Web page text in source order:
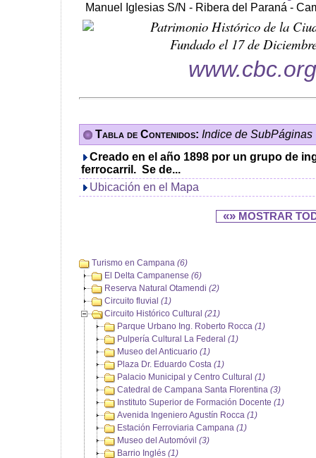
Manuel Iglesias S/N - Ribera del Paraná -
Patrimonio Histórico de la
Fundado el 17 de
Tabla de Contenidos: Indice de SubPáginas
Creado en el año 1898 por un grupo de
ferrocarril. Se de...
Ubicación en el Mapa
«» MOSTRAR
Turismo en Campana (6)
El Delta Campanense (6)
Reserva Natural Otamendi (2)
Circuito fluvial (1)
Circuito Histórico Cultural (21)
Parque Urbano Ing. Roberto Rocca (1)
Pulpería Cultural La Federal (1)
Museo del Anticuario (1)
Plaza Dr. Eduardo Costa (1)
Palacio Municipal y Centro Cultural (1)
Catedral de Campana Santa Florentina (3)
Instituto Superior de Formación Docente (1)
Avenida Ingeniero Agustín Rocca (1)
Estación Ferroviaria Campana (1)
Museo del Automóvil (3)
Barrio Inglés (1)